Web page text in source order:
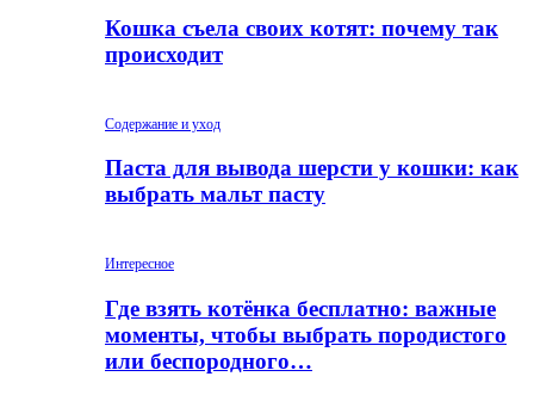
Кошка съела своих котят: почему так
происходит
Содержание и уход
Паста для вывода шерсти у кошки: как
выбрать мальт пасту
Интересное
Где взять котёнка бесплатно: важные
моменты, чтобы выбрать породистого
или беспородного…